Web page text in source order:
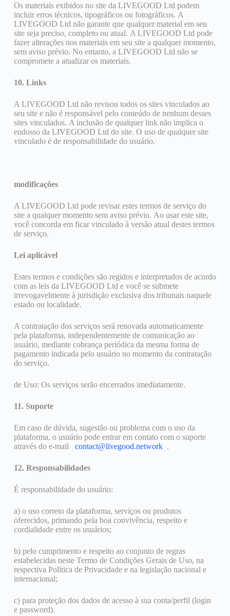
Os materiais exibidos no site da LIVEGOOD Ltd podem
incluir erros técnicos, tipográficos ou fotográficos. A
LIVEGOOD Ltd não garante que qualquer material em seu
site seja preciso, completo ou atual. A LIVEGOOD Ltd pode
fazer alterações nos materiais em seu site a qualquer momento,
sem aviso prévio. No entanto, a LIVEGOOD Ltd não se
compromete a atualizar os materiais.
10. Links
A LIVEGOOD Ltd não revisou todos os sites vinculados ao
seu site e não é responsável pelo conteúdo de nenhum desses
sites vinculados. A inclusão de qualquer link não implica o
endosso da LIVEGOOD Ltd do site. O uso de qualquer site
vinculado é de responsabilidade do usuário.
modificações
A LIVEGOOD Ltd pode revisar estes termos de serviço do
site a qualquer momento sem aviso prévio. Ao usar este site,
você concorda em ficar vinculado à versão atual destes termos
de serviço.
Lei aplicável
Estes termos e condições são regidos e interpretados de acordo
com as leis da LIVEGOOD Ltd e você se submete
irrevogavelmente à jurisdição exclusiva dos tribunais naquele
estado ou localidade.
A contratação dos serviços será renovada automaticamente
pela plataforma, independentemente de comunicação ao
usuário, mediante cobrança periódica da mesma forma de
pagamento indicada pelo usuário no momento da contratação
do serviço.
de Uso: Os serviços serão encerrados imediatamente.
11. Suporte
Em caso de dúvida, sugestão ou problema com o uso da
plataforma, o usuário pode entrar em contato com o suporte
através do e-mail contact@livegood.network.
12. Responsabilidades
É responsabilidade do usuário:
a) o uso correto da plataforma, serviços ou produtos
oferecidos, primando pela boa convivência, respeito e
cordialidade entre os usuários;
b) pelo cumprimento e respeito ao conjunto de regras
estabelecidas neste Termo de Condições Gerais de Uso, na
respectiva Política de Privacidade e na legislação nacional e
internacional;
c) para proteção dos dados de acesso à sua conta/perfil (login
e password).